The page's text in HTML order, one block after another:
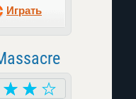
Играть